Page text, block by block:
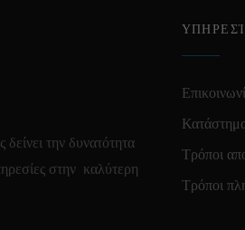
την δυνατότητα
στην καλύτερη
Τρόποι
Τρόποι